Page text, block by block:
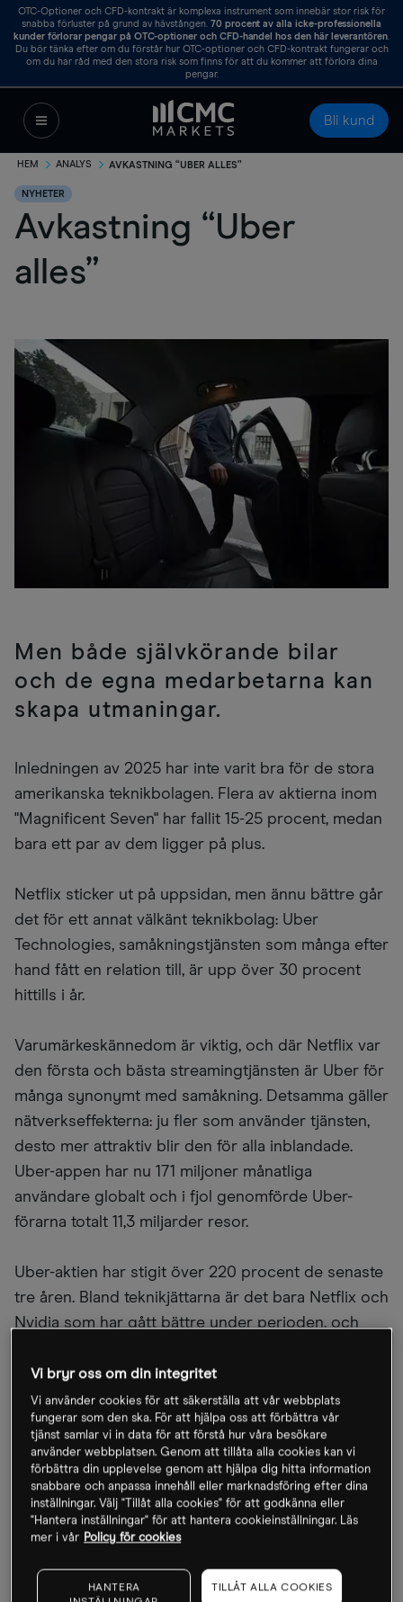
OTC-Optioner och CFD-kontrakt är komplexa instrument som innebär stor risk för
snabba förluster på grund av hävstången. 70 procent av alla icke-professionella
kunder förlorar pengar på OTC-optioner och CFD-handel hos den här leverantören
Du bör tänka efter om du förstår hur OTC-optioner och CFD-kontrakt fungerar och
om du har råd med den stora risk som finns för att du kommer att förlora dina
pengar.
Bli kund
HEM ANALYS AVKASTNING “UBER ALLES”
NYHETER
Avkastning “Uber
alles”
Men både självkörande bilar
och de egna medarbetarna kan
skapa utmaningar.
Inledningen av 2025 har inte varit bra för de stora
amerikanska teknikbolagen. Flera av aktierna inom
"Magnificent Seven" har fallit 15-25 procent, medan
bara ett par av dem ligger på plus.
Netflix sticker ut på uppsidan, men ännu bättre går
det för ett annat välkänt teknikbolag: Uber
Technologies, samåkningstjänsten som många efter
hand fått en relation till, är upp över 30 procent
hittills i år.
Varumärkeskännedom är viktig, och där Netflix var
den första och bästa streamingtjänsten är Uber för
många synonymt med samåkning. Detsamma gäller
nätverkseffekterna: ju fler som använder tjänsten,
desto mer attraktiv blir den för alla inblandade.
Uber-appen har nu 171 miljoner månatliga
användare globalt och i fjol genomförde Uber-
förarna totalt 11,3 miljarder resor.
Uber-aktien har stigit över 220 procent de senaste
tre åren. Bland teknikjättarna är det bara Netflix och
Nvidia som har gått bättre under perioden, och
hedgefonder de senaste åren. I februari tog aktien
ett skutt när det blev känt att den profilerade
miljardären Bill Ackman köpt Uber-aktierför 2,3
miljarder dollar genom sitt Pershing Square
Capital.
Uber är ett klassiskt exempel på ett tillväxtbolag
där investerarna så småningom har krävt
lönsamhet. Det har man uppnått två år i rad,
Vi bryr oss om din integritet
Vi använder cookies för att säkerställa att vår webbplats
fungerar som den ska. För att hjälpa oss att förbättra vår
tjänst samlar vi in data för att förstå hur våra besökare
använder webbplatsen. Genom att tillåta alla cookies kan vi
förbättra din upplevelse genom att hjälpa dig hitta information
snabbare och anpassa innehåll eller marknadsföring efter dina
inställningar. Välj "Tillåt alla cookies" för att godkänna eller
"Hantera inställningar" för att hantera cookieinställningar. Läs
mer i vår Policy för cookies
HANTERA
TILLÅT ALLA COOKIES